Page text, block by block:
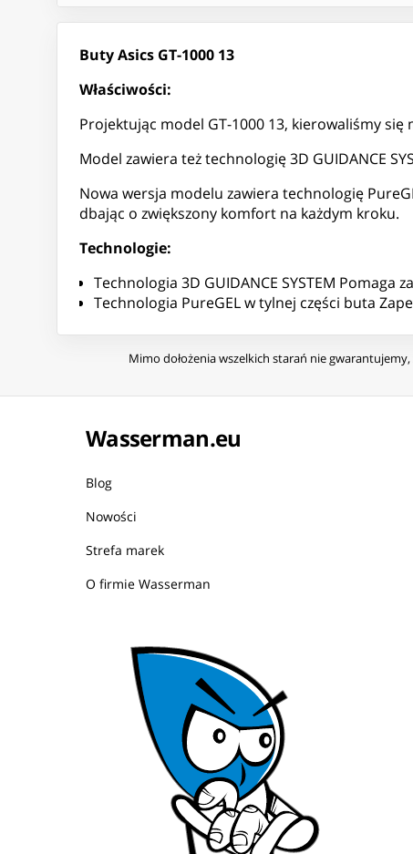
Buty Asics GT-1000 13
Właściwości:
Projektując model GT-1000 13, kierowaliśmy
Model zawiera też technologię 3D GUIDANCE
Nowa wersja modelu zawiera technologię
dbając o zwiększony komfort na każdym kroku.
Technologie:
Technologia 3D GUIDANCE SYSTEM Pomaga
Technologia PureGEL w tylnej części buta
Mimo dołożenia wszelkich starań nie
Wasserman.eu
Blog
Nowości
Strefa marek
O firmie Wasserman